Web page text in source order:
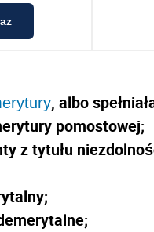
, albo
pomostowej;
z tytułu